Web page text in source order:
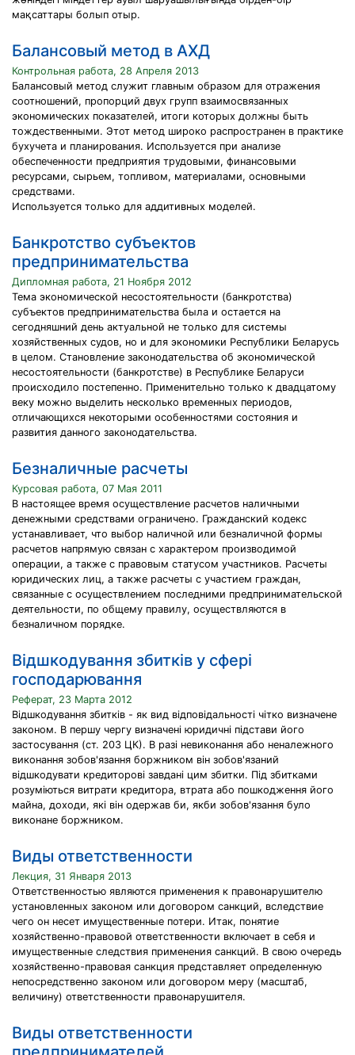
мақсаттары болып отыр.
Балансовый метод в АХД
Контрольная работа, 28 Апреля 2013
Балансовый метод служит главным образом для отражения
соотношений, пропорций двух групп взаимосвязанных
экономических показателей, итоги которых должны быть
тождественными. Этот метод широко распространен в практике
бухучета и планирования. Используется при анализе
обеспеченности предприятия трудовыми, финансовыми
ресурсами, сырьем, топливом, материалами, основными
средствами.
Используется только для аддитивных моделей.
Банкротство субъектов
предпринимательства
Дипломная работа, 21 Ноября 2012
Тема экономической несостоятельности (банкротства)
субъектов предпринимательства была и остается на
сегодняшний день актуальной не только для системы
хозяйственных судов, но и для экономики Республики Беларусь
в целом. Становление законодательства об экономической
несостоятельности (банкротстве) в Республике Беларуси
происходило постепенно. Применительно только к двадцатому
веку можно выделить несколько временных периодов,
отличающихся некоторыми особенностями состояния и
развития данного законодательства.
Безналичные расчеты
Курсовая работа, 07 Мая 2011
В настоящее время осуществление расчетов наличными
денежными средствами ограничено. Гражданский кодекс
устанавливает, что выбор наличной или безналичной формы
расчетов напрямую связан с характером производимой
операции, а также с правовым статусом участников. Расчеты
юридических лиц, а также расчеты с участием граждан,
связанные с осуществлением последними предпринимательской
деятельности, по общему правилу, осуществляются в
безналичном порядке.
Відшкодування збитків у сфері
господарювання
Реферат, 23 Марта 2012
Відшкодування збитків - як вид відповідальності чітко визначене
законом. В першу чергу визначені юридичні підстави його
застосування (ст. 203 ЦК). В разі невиконання або неналежного
виконання зобов'язання боржником він зобов'язаний
відшкодувати кредиторові завдані цим збитки. Під збитками
розуміються витрати кредитора, втрата або пошкодження його
майна, доходи, які він одержав би, якби зобов'язання було
виконане боржником.
Виды ответственности
Лекция, 31 Января 2013
Ответственностью являются применения к правонарушителю
установленных законом или договором санкций, вследствие
чего он несет имущественные потери. Итак, понятие
хозяйственно-правовой ответственности включает в себя и
имущественные следствия применения санкций. В свою очередь
хозяйственно-правовая санкция представляет определенную
непосредственно законом или договором меру (масштаб,
величину) ответственности правонарушителя.
Виды ответственности